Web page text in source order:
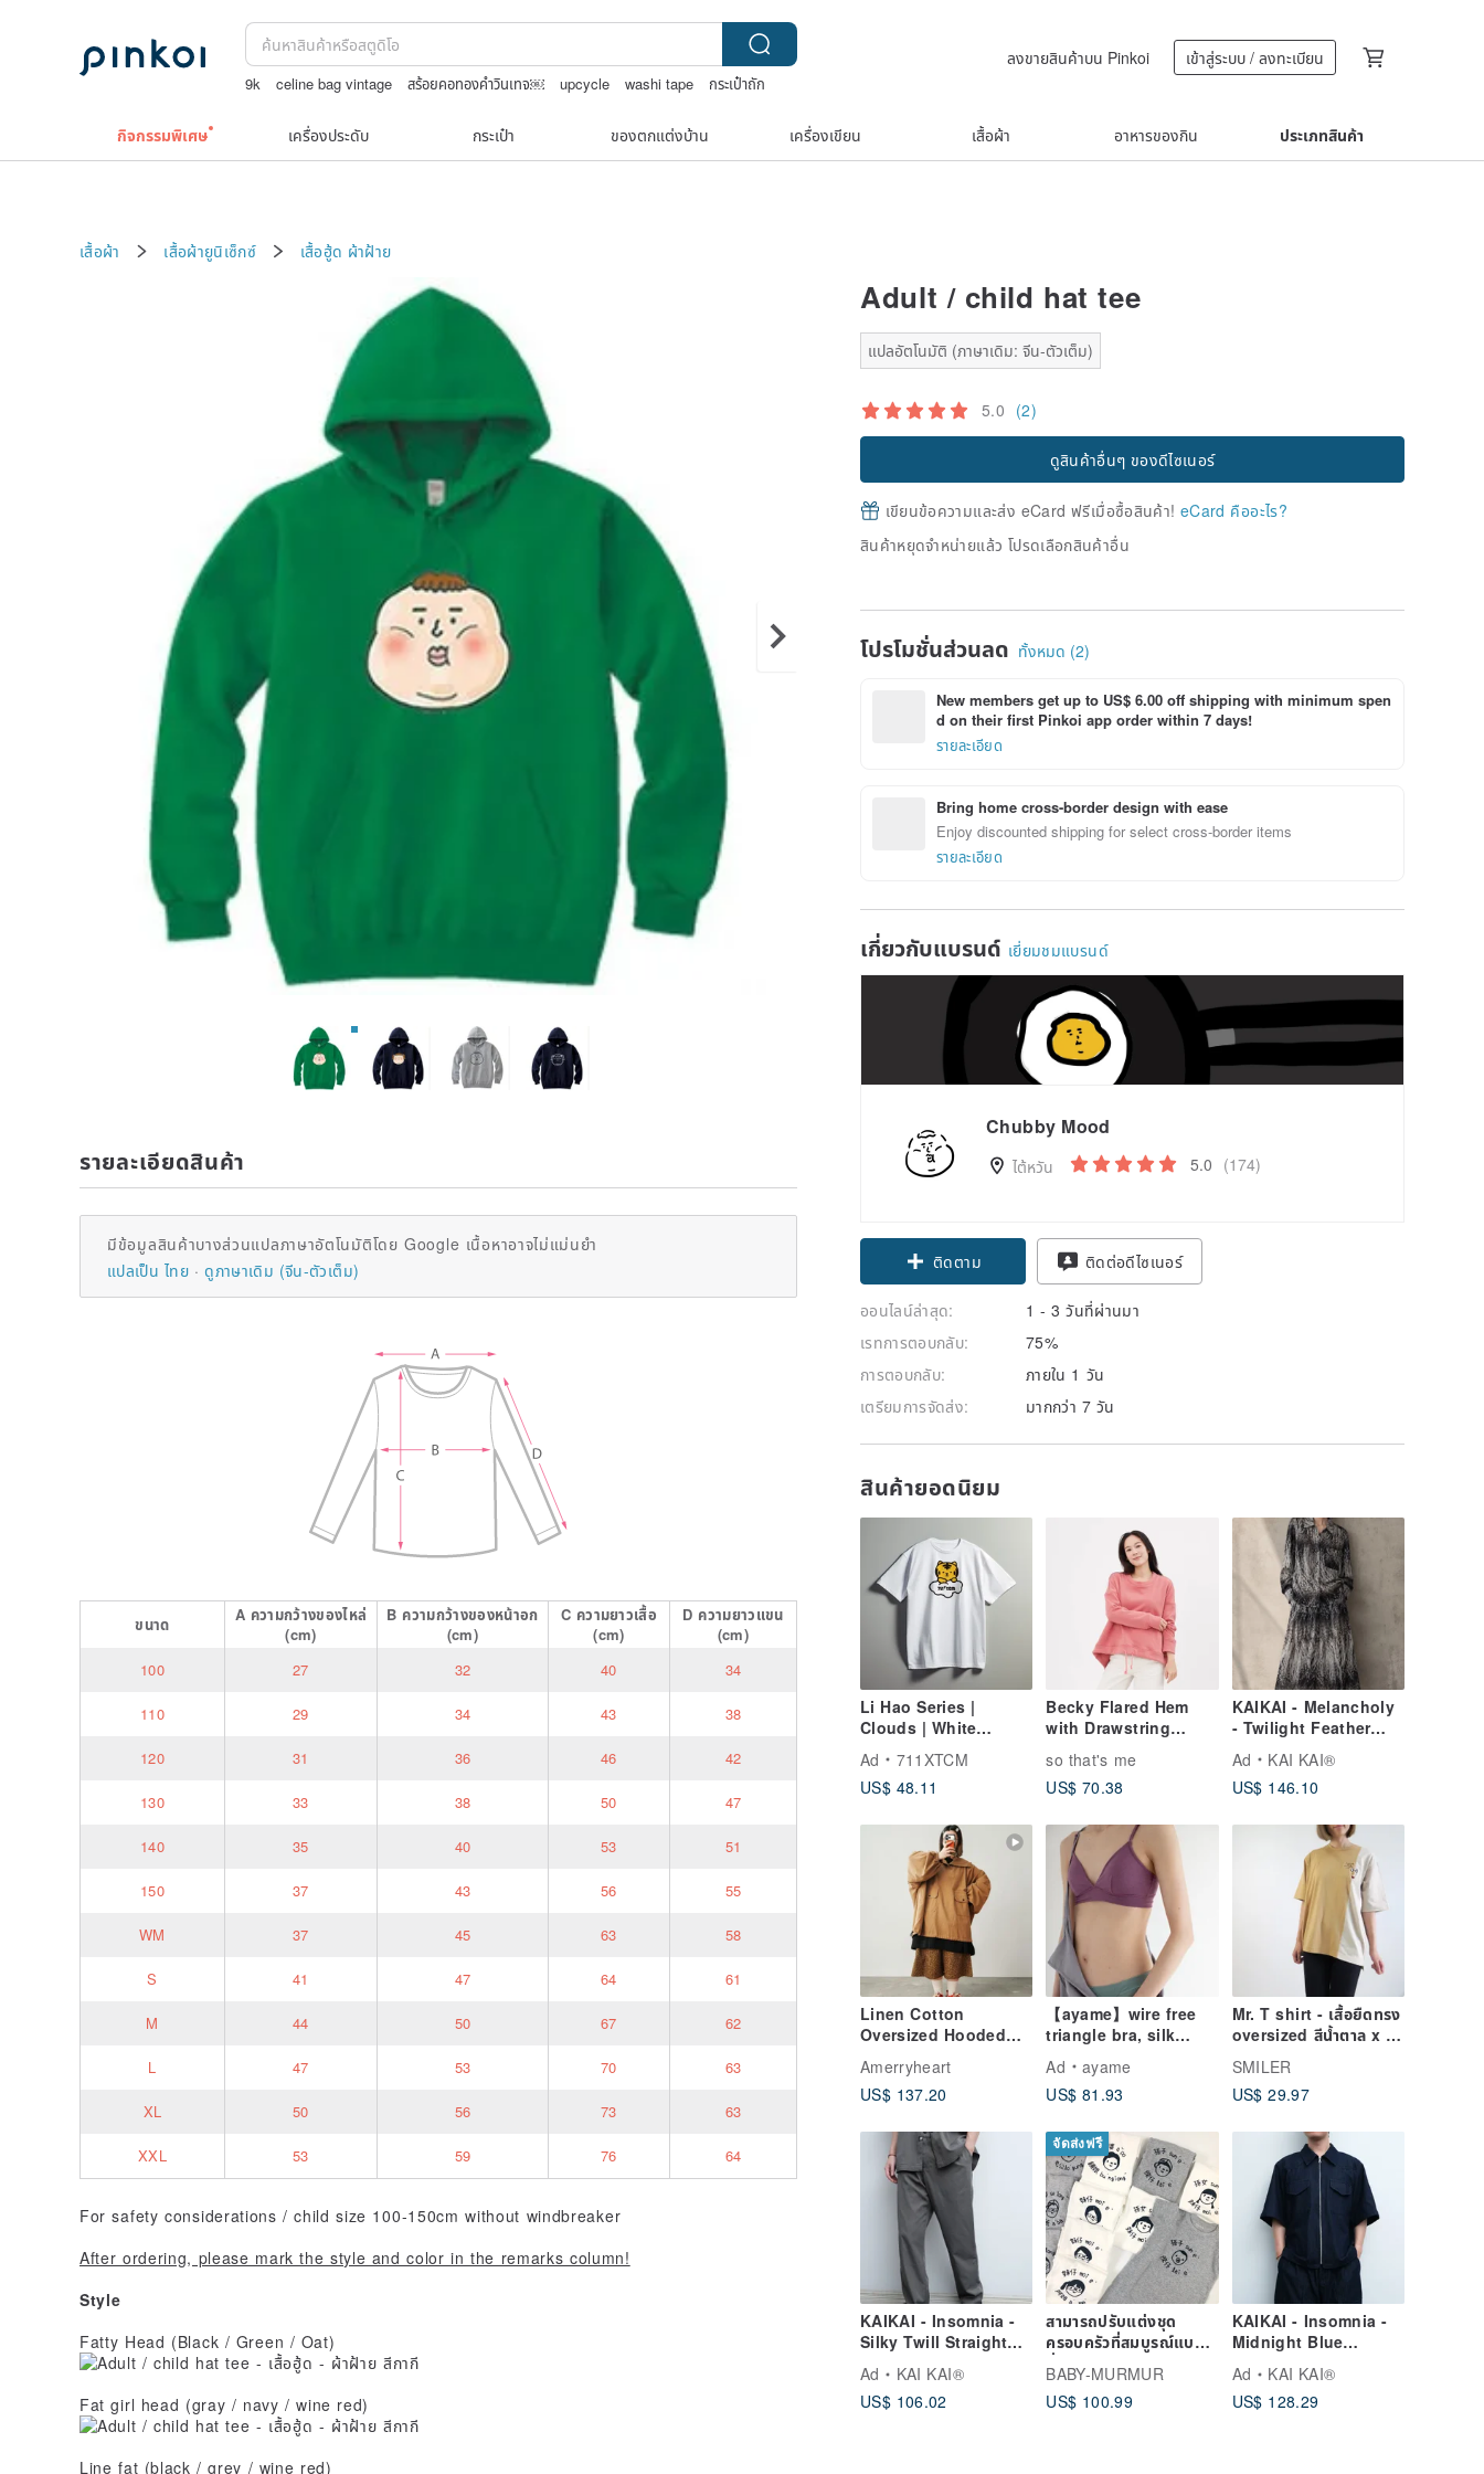
9k celine bag vintage สร้อยคอทองคำวินเทจ￼ upcycle washi tape
กระเป๋าถัก
ลงขายสินค้าบน Pinkoi เข้าสู่ระบบ / ลงทะเบียน
กิจกรรมพิเศษ เครื่องประดับ กระเป๋า ของตกแต่งบ้าน เครื่องเขียน เสื้อผ้า อาหารของกิน ประเภทสินค้า
เสื้อผ้า เสื้อผ้ายูนิเซ็กซ์ เสื้อฮู้ด ผ้าฝ้าย
Adult / child hat tee
แปลอัตโนมัติ (ภาษาเดิม: จีน-ตัวเต็ม)
5.0 (2)
ดูสินค้าอื่นๆ ของดีไซเนอร์
เขียนข้อความและส่ง eCard ฟรีเมื่อซื้อสินค้า! eCard คืออะไร?
สินค้าหยุดจำหน่ายแล้ว โปรดเลือกสินค้าอื่น
โปรโมชั่นส่วนลด ทั้งหมด (2)
New members get up to US$ 6.00 off shipping with minimum spen
d on their first Pinkoi app order within 7 days!
รายละเอียด
Bring home cross-border design with ease
Enjoy discounted shipping for select cross-border items
รายละเอียด
เกี่ยวกับแบรนด์ เยี่ยมชมแบรนด์
Chubby Mood
ไต้หวัน 5.0 (174)
ติดตาม ติดต่อดีไซเนอร์
ออนไลน์ล่าสุด:
1 - 3 วันที่ผ่านมา
เรทการตอบกลับ:
75%
การตอบกลับ:
ภายใน 1 วัน
เตรียมการจัดส่ง:
มากกว่า 7 วัน
สินค้ายอดนิยม
Li Hao Series |
Clouds | White
Ad
711XTCM
US$ 48.11
Becky Flared Hem
with Drawstring
Pink
so that's me
US$ 70.38
KAIKAI - Melancholy
- Twilight Feather
Shirt
Ad
KAI KAI®
US$ 146.10
Linen Cotton
Oversized Hooded
Top
Amerryheart
US$ 137.20
【ayame】wire free
triangle bra, silk
inside, organic
cotton, removable
pads,
Ad
ayame
US$ 81.93
Mr. T shirt - เสื้อยืดทรง
oversized สีน้ำตาล x สี
เบจ
SMILER
US$ 29.97
KAIKAI - Insomnia -
Silky Twill Straight
Leg Trousers
Ad
KAI KAI®
US$ 106.02
จัดส่งฟรี
สามารถปรับแต่งชุด
ครอบครัวที่สมบูรณ์แบบ
ที่สุดได้
BABY-MURMUR
US$ 100.99
KAIKAI - Insomnia -
Midnight Blue
Double Pocket Zip
Denim Jacket
Ad
KAI KAI®
US$ 128.29
รายละเอียดสินค้า
มีข้อมูลสินค้าบางส่วนแปลภาษาอัตโนมัติโดย Google เนื้อหาอาจไม่แม่นยำ
แปลเป็น ไทย
ดูภาษาเดิม (จีน-ตัวเต็ม)
ขนาด A ความกว้างของไหล่
(cm)
B ความกว้างของหน้าอก
(cm)
C ความยาวเสื้อ
(cm)
D ความยาวแขน
(cm)
100
27 32 40 34
110 29 34 43 38
120 31 36 46 42
130 33 38 50 47
140 35 40 53 51
150 37 43 56 55
WM 37 45 63 58
S 41 47 64 61
M 44 50 67 62
L 47 53 70 63
XL 50 56 73 63
XXL 53 59 76 64
For safety considerations / child size 100-150cm without windbreaker
After ordering, please mark the style and color in the remarks column!
Style
Fatty Head (Black / Green / Oat)
Fat girl head (gray / navy / wine red)
Line fat (black / grey / wine red)